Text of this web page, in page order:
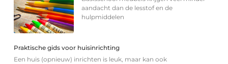
aandacht dan de lesstof en de
hulpmiddelen
Praktische gids voor huisinrichting
Een huis (opnieuw) inrichten is leuk, maar kan ook